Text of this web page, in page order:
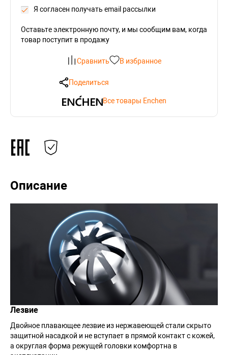
Я согласен получать email рассылки
Оставьте электронную почту, и мы сообщим вам, когда
товар поступит в продажу
Сравнить В избранное
Поделиться
Все товары Enchen
Описание
Лезвие
Двойное плавающее лезвие из нержавеющей стали скрыто
защитной насадкой и не вступает в прямой контакт с кожей,
а округлая форма режущей головки комфортна в